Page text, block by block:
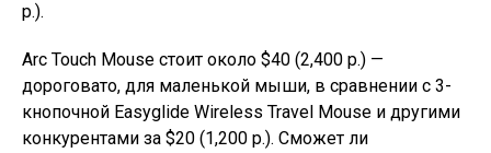
р.).
Arc Touch Mouse стоит около $40 (2,400 р.) —
дороговато, для маленькой мыши, в сравнении с 3-
кнопочной Easyglide Wireless Travel Mouse и другими
конкурентами за $20 (1,200 р.). Сможет ли